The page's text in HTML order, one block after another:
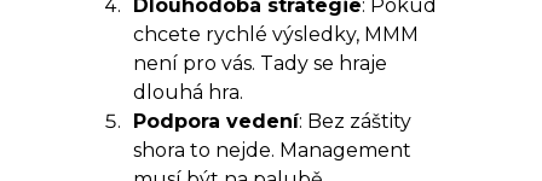
Dlouhodobá strategie: Pokud
chcete rychlé výsledky, MMM
není pro vás. Tady se hraje
dlouhá hra.
Podpora vedení: Bez záštity
shora to nejde. Management